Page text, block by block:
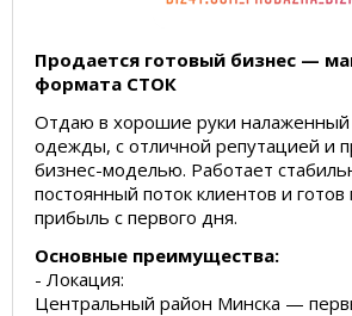
Продается готовый бизнес —
формата СТОК
Отдаю в хорошие руки налаженный
одежды, с отличной репутацией и
бизнес-моделью. Работает
постоянный поток клиентов и готов
прибыль с первого дня.
Основные преимущества:
- Локация:
Центральный район Минска —